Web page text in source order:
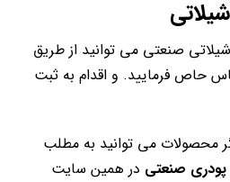
صنعتی می توانید از طریق
حاص فرمایید. و اقدام به ثبت
محصولات می توانید به مطلب
پودری صنعتی در همین سایت